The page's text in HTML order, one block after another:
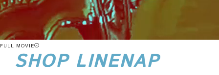
FULL MOVIE
SHOP LINENAP